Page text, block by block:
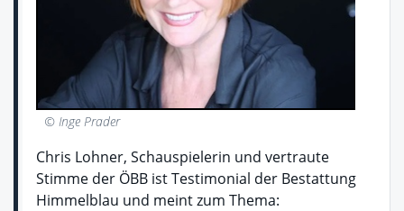
© Inge Prader
Chris Lohner, Schauspielerin und vertraute
Stimme der ÖBB ist Testimonial der Bestattung
Himmelblau und meint zum Thema: